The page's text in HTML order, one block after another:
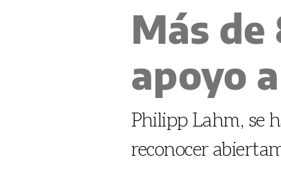
Más
apoyo
Philipp Lahm, se
reconocer